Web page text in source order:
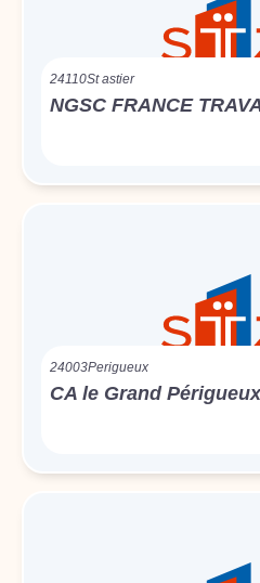
24110St astier
NGSC FRANCE
24003Perigueux
CA le Grand Périgueux